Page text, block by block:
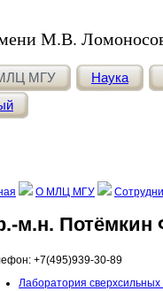
М.В.
МГУ
Наука
О МЛЦ МГУ
м.н. Потёмкин
+7(495)939-30-89
Лаборатория